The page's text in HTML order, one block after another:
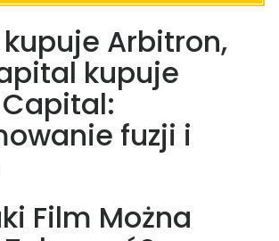
Arbitron,
kupuje
fuzji i
Film Można